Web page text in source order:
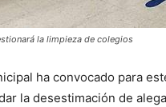
la limpieza de colegios
ha convocado para
la desestimación de